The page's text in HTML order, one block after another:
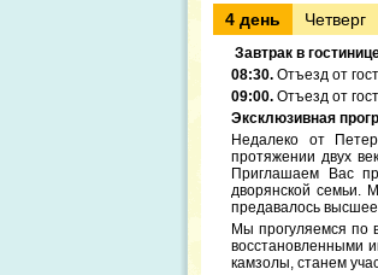
4 день Четверг
Завтрак в
08:30. Отъезд от
09:00. Отъезд от
Эксклюзивная
Недалеко от
протяжении двух
Приглашаем Вас
дворянской семьи.
предавалось
Мы прогуляемся по
восстановленными
камзолы, станем